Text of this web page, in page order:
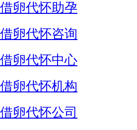
卵代怀助孕
卵代怀咨询
卵代怀中心
卵代怀机构
卵代怀公司